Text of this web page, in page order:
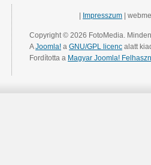
Impresszum |
Copyright © 2026 FotoMedia.
AJoomla! a GNU/GPL licenc alatt
Fordította a Magyar Joomla!